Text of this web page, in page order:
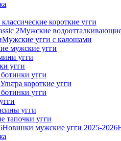
короткие угги
2Мужские
Мужские угги с калошами
мужские угги
угги
угги
угги
Ультра короткие угги
угги
угги
тапочки угги
Новинки мужские угги 2025-2026